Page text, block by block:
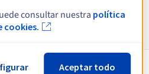
.xn--e1a4c
consultar nuestra política
cookies.
Aceptar todo